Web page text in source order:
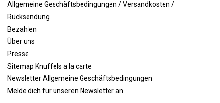
Allgemeine Geschäftsbedingungen / Versandkosten /
Rücksendung
Bezahlen
Über uns
Presse
Sitemap Knuffels a la carte
Newsletter Allgemeine Geschäftsbedingungen
Melde dich für unseren Newsletter an